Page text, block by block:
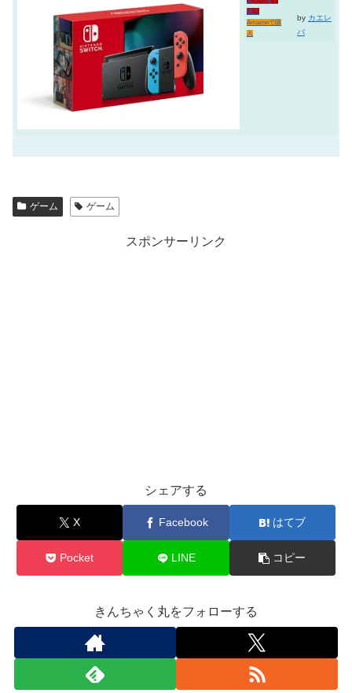
購入
Amazonで購
入
by カエレ
バ
ゲーム ゲーム
スポンサーリンク
シェアする
X Facebook はてブ
Pocket LINE コピー
きんちゃく丸をフォローする